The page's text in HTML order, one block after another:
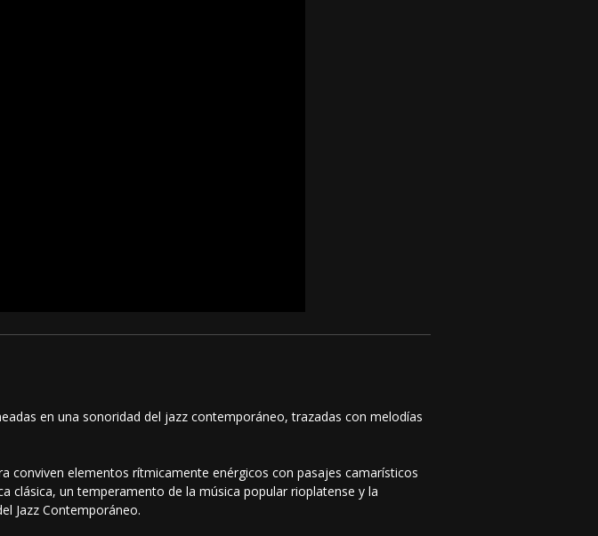
en una sonoridad del jazz contemporáneo, trazadas con melodías
conviven elementos rítmicamente enérgicos con pasajes camarísticos
clásica, un temperamento de la música popular rioplatense y la
Jazz Contemporáneo.